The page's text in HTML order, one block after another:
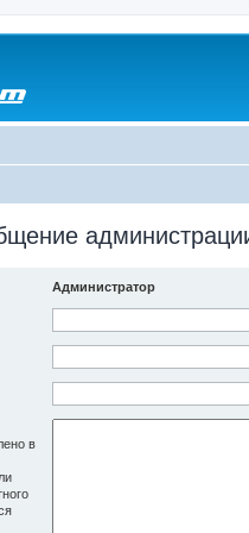
Администратор
в